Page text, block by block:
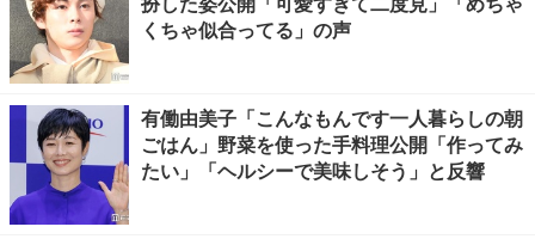
くちゃ似合ってる」の声
有働由美子「こんなもんです一人暮らしの朝
ごはん」野菜を使った手料理公開「作ってみ
たい」「ヘルシーで美味しそう」と反響